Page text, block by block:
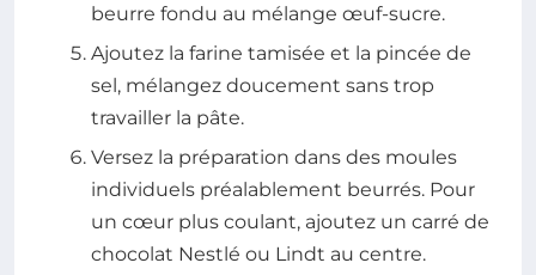
beurre fondu au mélange œuf-sucre.
Ajoutez la farine tamisée et la pincée de
sel, mélangez doucement sans trop
travailler la pâte.
Versez la préparation dans des moules
individuels préalablement beurrés. Pour
un cœur plus coulant, ajoutez un carré de
chocolat Nestlé ou Lindt au centre.